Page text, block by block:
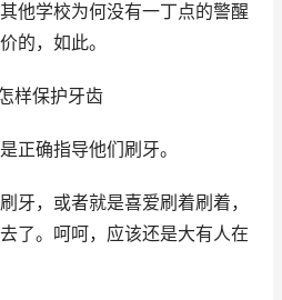
他学校为何没有一丁点的警醒
的，如此。
样保护牙齿
正确指导他们刷牙。
牙，或者就是喜爱刷着刷着，
了。呵呵，应该还是大有人在